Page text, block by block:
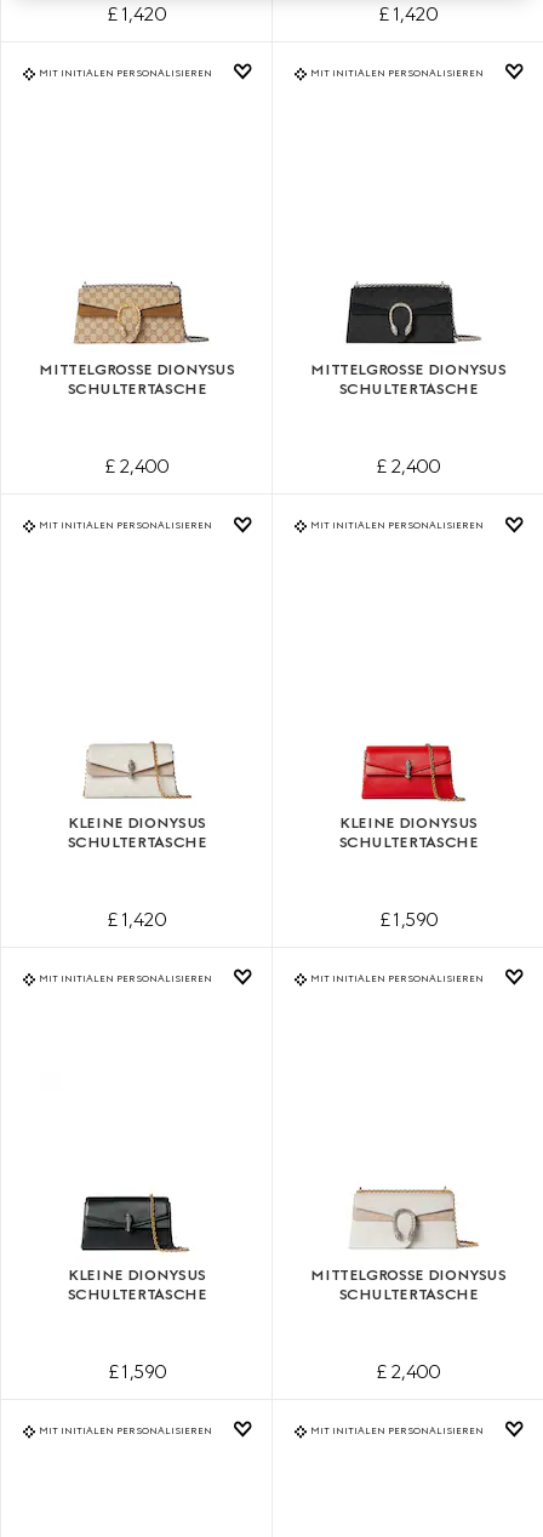
£ 1,420 £ 1,420
MIT INITIALEN PERSONALISIEREN
MITTELGROSSE DIONYSUS S
CHULTERTASCHE
£ 2,400
MIT INITIALEN PERSONALISIEREN
MITTELGROSSE DIONYSUS S
CHULTERTASCHE
£ 2,400
MIT INITIALEN PERSONALISIEREN
KLEINE DIONYSUS
SCHULTERTASCHE
£ 1,420
MIT INITIALEN PERSONALISIEREN
KLEINE DIONYSUS
SCHULTERTASCHE
£ 1,590
MIT INITIALEN PERSONALISIEREN
KLEINE DIONYSUS
SCHULTERTASCHE
£ 1,590
MIT INITIALEN PERSONALISIEREN
MITTELGROSSE DIONYSUS S
CHULTERTASCHE
£ 2,400
MIT INITIALEN PERSONALISIEREN MIT INITIALEN PERSONALISIEREN